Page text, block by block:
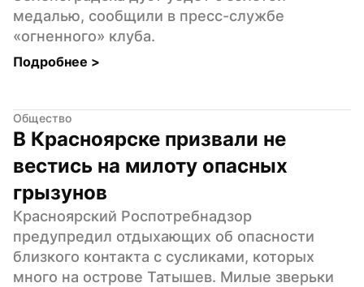
медалью, сообщили в пресс-службе
«огненного» клуба.
Подробнее >
Общество
В Красноярске призвали не
вестись на милоту опасных
грызунов
Красноярский Роспотребнадзор
предупредил отдыхающих об опасности
близкого контакта с сусликами, которых
много на острове Татышев. Милые зверьки